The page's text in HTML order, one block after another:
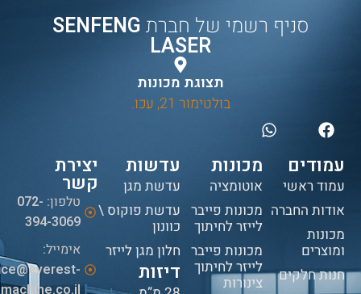
סניף רשמי של חברתSENFENG
LASER
תצוגת מכונות
בולטימור 21, עכו.
עמודים
עמוד ראשי
אודות החברה
מכונות
ומוצרים
חנות חלקים
מכונות
אוטומציה
מכונות פייבר
לייזר לחיתוך
מכונות פייבר
לייזר לחיתוך
צינורות
עדשות
עדשת מגן
עדשת פוקוס \
כוונון
חלון מגן לייזר
דיזות
יצירת
קשר
טלפון: 072-
394-3069
אימייל:
machine.co.il